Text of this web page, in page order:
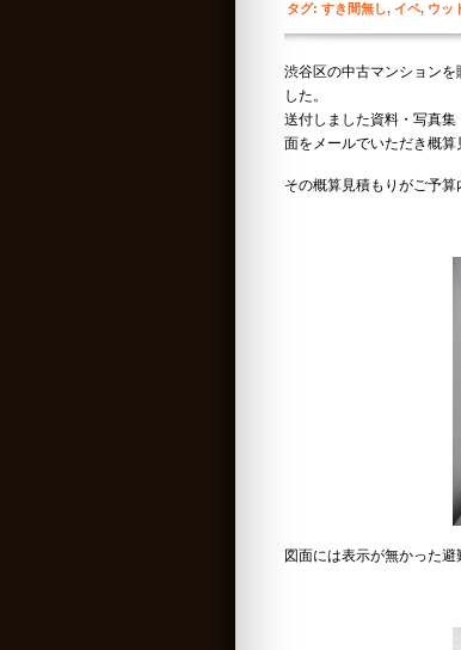
タグ: すき間無し, イペ, ウッ
渋谷区の中古マンション
した。
送付しました資料・写真
面をメールでいただき概算
その概算見積もりがご予
図面には表示が無かった